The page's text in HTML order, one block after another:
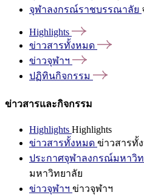
จุฬาลงกรณ์ราชบรรณาลัย
Highlights
ข่าวสารทั้งหมด
ข่าวจุฬาฯ
ปฏิทินกิจกรรม
ข่าวสารและกิจกรรม
Highlights Highlights
ข่าวสารทั้งหมด ข่าวสารทั้
ประกาศจุฬาลงกรณ์มหาวิ
มหาวิทยาลัย
ข่าวจุฬาฯ ข่าวจุฬาฯ